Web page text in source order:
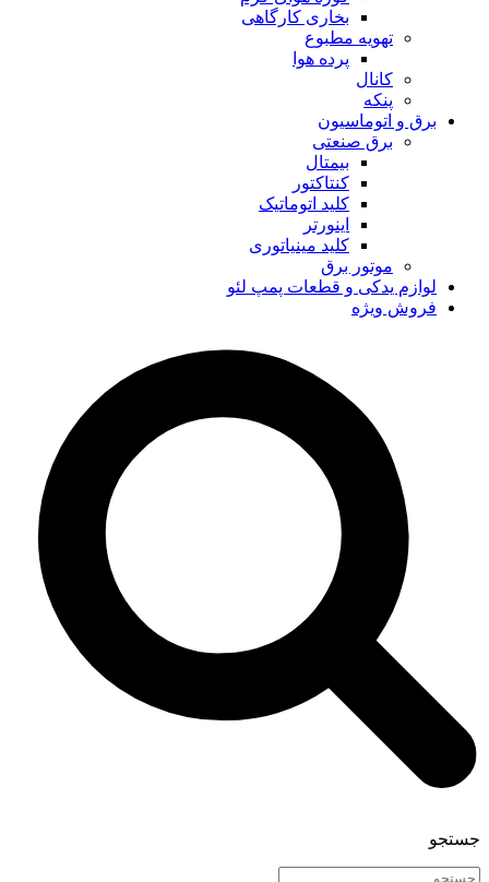
بخاری کارگاهی
تهویه مطبوع
پرده هوا
کانال
پنکه
برق و اتوماسیون
برق صنعتی
بیمتال
کنتاکتور
کلید اتوماتیک
اینورتر
کلید مینیاتوری
موتور برق
لوازم یدکی و قطعات پمپ لئو
فروش ویژه
جستجو